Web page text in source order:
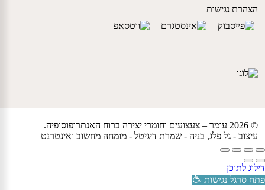
הצהרת נגישות
© 2026 עומר – צעצועים וחומרי יצירה ברוח האנתרופוסופיה.
עיצוב - גל פלג, בניה - שמרת דיגיטל - מומחה מחשוב ואינטרנט
דילוג לתוכן
פתח סרגל נגישות